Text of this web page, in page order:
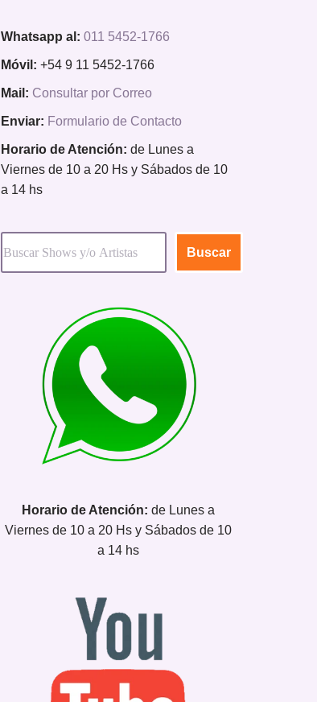
Whatsapp al: 011 5452-1766
Móvil: +54 9 11 5452-1766
Mail: Consultar por Correo
Enviar: Formulario de Contacto
Horario de Atención: de Lunes a
Viernes de 10 a 20 Hs y Sábados de 10
a 14 hs
Buscar
Horario de Atención: de Lunes a
Viernes de 10 a 20 Hs y Sábados de 10
a 14 hs